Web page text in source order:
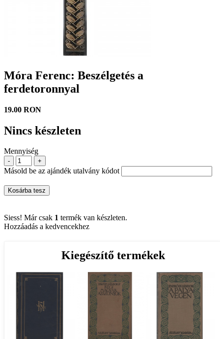
Móra Ferenc: Beszélgetés a
ferdetoronnyal
19.00 RON
Nincs készleten
Mennyiség
- +
Másold be az ajándék utalvány kódot
Kosárba tesz
Siess! Már csak 1 termék van készleten.
Hozzáadás a kedvencekhez
Kiegészítő termékek